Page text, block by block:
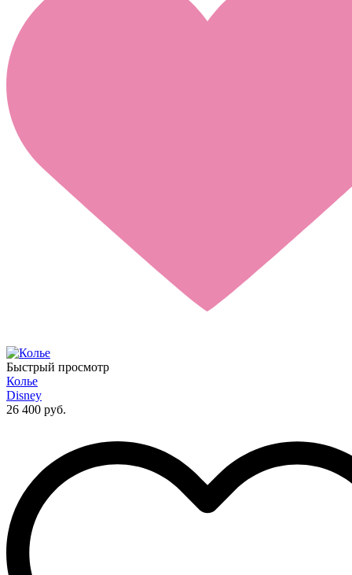
Быстрый просмотр
Колье
Disney
26 400 руб.